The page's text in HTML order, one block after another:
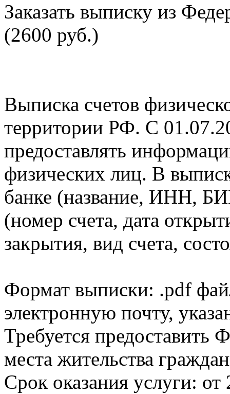
Заказать выписку из
(2600 руб.)
Выписка счетов
территории РФ. С
предоставлять
физических лиц. В
банке (название, ИНН,
(номер счета, дата
закрытия, вид счета,
Формат выписки: .pdf
электронную почту,
Требуется
места жительства
Срок оказания услуги: от